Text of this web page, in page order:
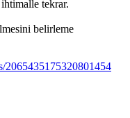
tekrar.
belirleme
2065435175320801454